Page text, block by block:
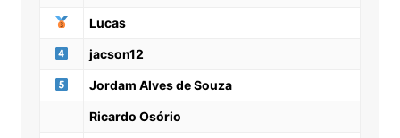
Lucas
jacson12
Jordam Alves de Souza
Ricardo Osório